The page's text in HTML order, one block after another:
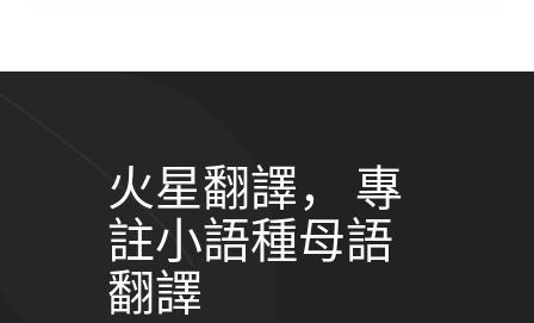
火星翻譯， 專
註小語種母語
翻譯